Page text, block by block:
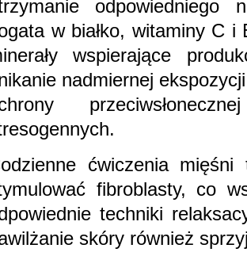
odpowiedniego
w białko, witaminy C i
wspierające
nadmiernej
ćwiczenia
fibroblasty, co
techniki
skóry również